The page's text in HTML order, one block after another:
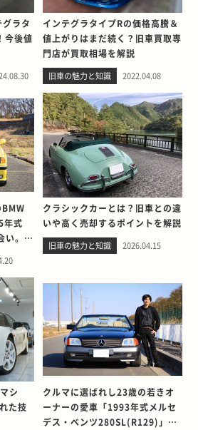
ラタ
今後値
インテグラタイプRの価格高騰＆
値上がりはまだ続く？旧車買取専
門店が買取相場を解説
旧車の魅力と知識 2022.04.08
年式
い。そ
クラシックカーとは？旧車との違
いや高く売却するポイントを解説
旧車の魅力と知識 2026.04.15
シ
た技
クルマに選ばれし23歳の若きオ
ーナーの愛車「1993年式メルセ
デス・ベンツ280SL(R129)」と